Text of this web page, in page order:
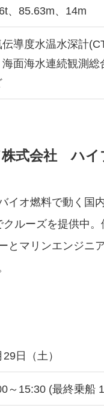
、85.63m、14m
伝導度水温水深計
海面海水連続観測
式会社 ハイ
オ燃料で動く国
ルーズを提供中
とマリンエンジニ
29日（土）
～15:30 (最終乗船